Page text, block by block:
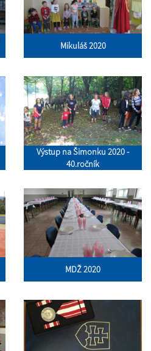
Mikuláš 2020
Výstup na Šimonku 2020 -
40.ročník
MDŽ 2020